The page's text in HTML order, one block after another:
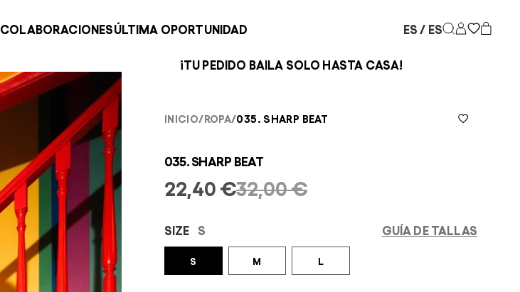
COLABORACIONESÚLTIMA OPORTUNIDAD ES / ES
¡TU PEDIDO BAILA SOLO HASTA CASA!
INICIO/ROPA/035. SHARP BEAT
035. SHARP BEAT
22,40 €32,00 €
SIZE S GUÍA DE TALLAS
S M L